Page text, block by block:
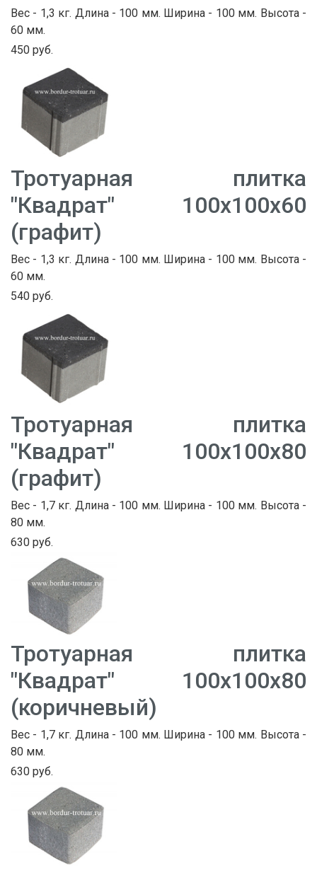
Вес - 1,3 кг. Длина - 100 мм. Ширина - 100 мм. Высота -
60 мм.
450 руб.
Тротуарная плитка
"Квадрат" 100х100х60
(графит)
Вес - 1,3 кг. Длина - 100 мм. Ширина - 100 мм. Высота -
60 мм.
540 руб.
Тротуарная плитка
"Квадрат" 100х100х80
(графит)
Вес - 1,7 кг. Длина - 100 мм. Ширина - 100 мм. Высота -
80 мм.
630 руб.
Тротуарная плитка
"Квадрат" 100х100х80
(коричневый)
Вес - 1,7 кг. Длина - 100 мм. Ширина - 100 мм. Высота -
80 мм.
630 руб.